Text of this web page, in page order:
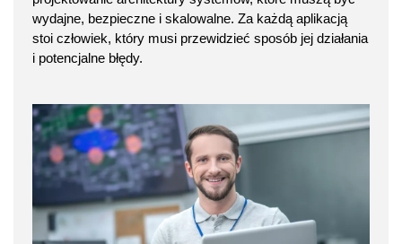
wydajne, bezpieczne i skalowalne. Za każdą aplikacją
stoi człowiek, który musi przewidzieć sposób jej działania
i potencjalne błędy.